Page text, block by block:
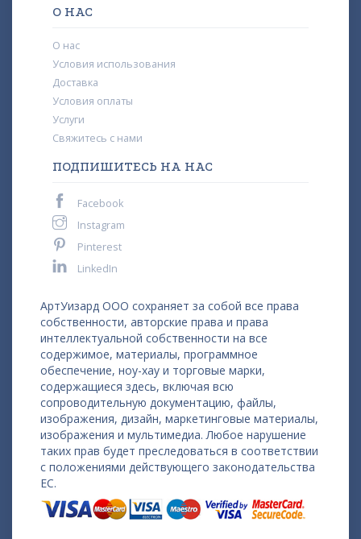
О НАС
О нас
Условия использования
Доставка
Условия оплаты
Услуги
Свяжитесь с нами
ПОДПИШИТЕСЬ НА НАС
Facebook
Instagram
Pinterest
LinkedIn
АртУизард ООО сохраняет за собой все права
собственности, авторские права и права
интеллектуальной собственности на все
содержимое, материалы, программное
обеспечение, ноу-хау и торговые марки,
содержащиеся здесь, включая всю
сопроводительную документацию, файлы,
изображения, дизайн, маркетинговые материалы,
изображения и мультимедиа. Любое нарушение
таких прав будет преследоваться в соответствии
с положениями действующего законодательства
ЕС.